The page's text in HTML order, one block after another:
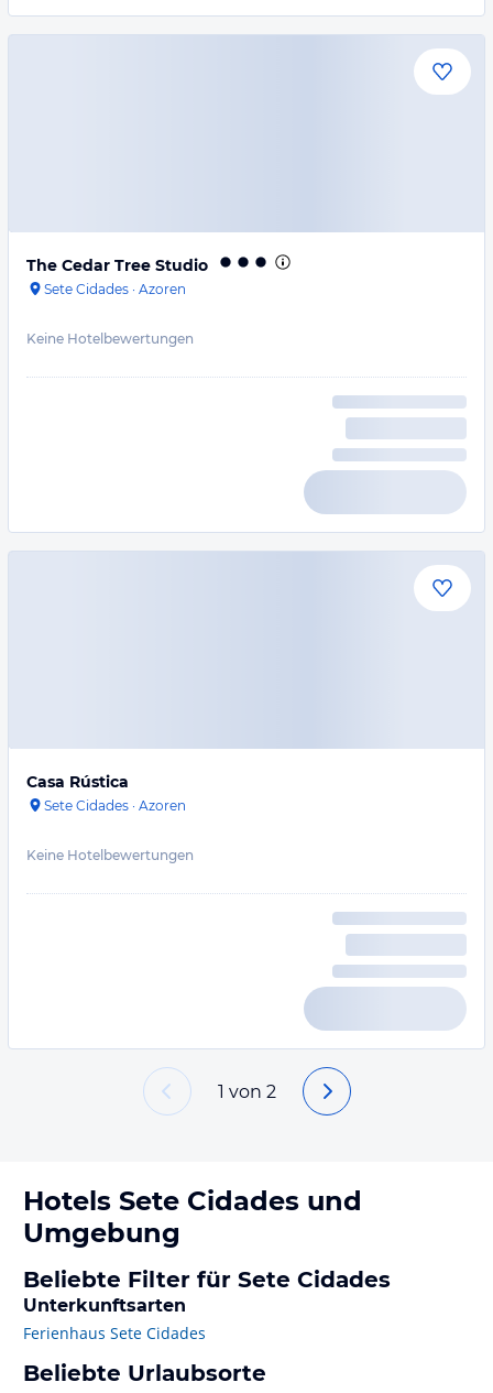
The Cedar Tree Studio
Sete Cidades · Azoren
Keine Hotelbewertungen
Casa Rústica
Sete Cidades · Azoren
Keine Hotelbewertungen
1 von 2
Hotels Sete Cidades und
Umgebung
Beliebte Filter für Sete Cidades
Unterkunftsarten
Ferienhaus Sete Cidades
Beliebte Urlaubsorte